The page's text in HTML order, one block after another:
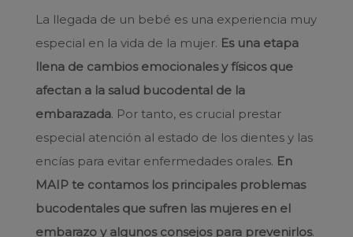
La llegada de un bebé es una experiencia muy
especial en la vida de la mujer. Es una etapa
llena de cambios emocionales y físicos que
afectan a la salud bucodental de la
embarazada. Por tanto, es crucial prestar
especial atención al estado de los dientes y las
encías para evitar enfermedades orales. En
MAIP te contamos los principales problemas
bucodentales que sufren las mujeres en el
embarazo y algunos consejos para prevenirlos.